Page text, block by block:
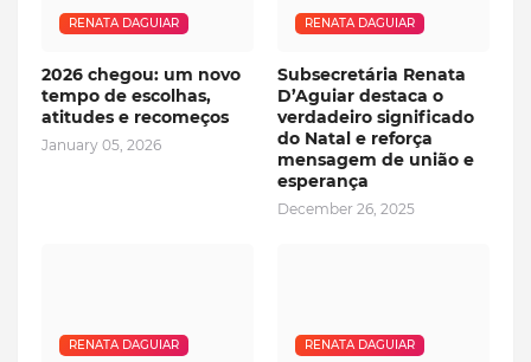
RENATA DAGUIAR
2026 chegou: um novo
tempo de escolhas,
atitudes e recomeços
January 05, 2026
RENATA DAGUIAR
Subsecretária Renata
D’Aguiar destaca o
verdadeiro significado
do Natal e reforça
mensagem de união e
esperança
December 26, 2025
RENATA DAGUIAR RENATA DAGUIAR